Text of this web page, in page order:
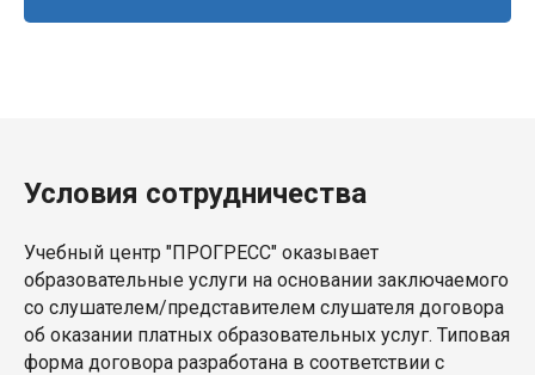
Условия сотрудничества
Учебный центр "ПРОГРЕСС" оказывает
образовательные услуги на основании заключаемого
со слушателем/представителем слушателя договора
об оказании платных образовательных услуг. Типовая
форма договора разработана в соответствии с